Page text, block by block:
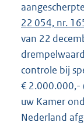
22 054, nr.
van 22
controle bij
€ 2.000.000,-
uw Kamer
Nederland